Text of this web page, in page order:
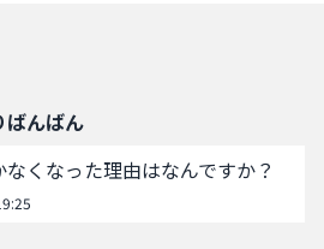
ばんばん
くなった理由はなんですか？